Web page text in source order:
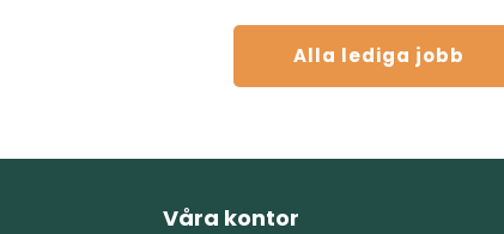
Alla lediga jobb
Våra kontor